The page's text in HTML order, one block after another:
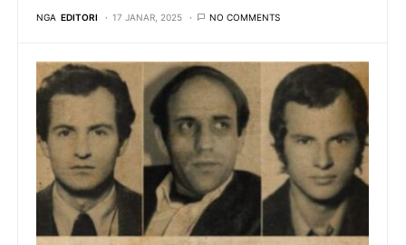
NGA EDITORI 17 JANAR, 2025 NO COMMENTS